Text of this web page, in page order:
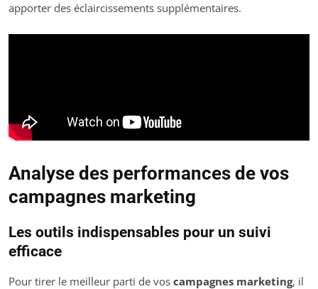
apporter des éclaircissements supplémentaires.
Analyse des performances de vos
campagnes marketing
Les outils indispensables pour un suivi
efficace
Pour tirer le meilleur parti de vos campagnes marketing, il